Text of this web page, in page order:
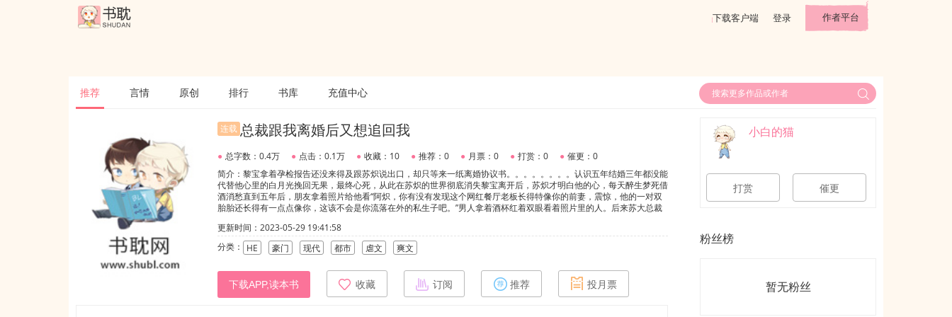
下载客户端 登录 作者平台
推荐 言情 原创 排行 书库 充值中心
连载 总裁跟我离婚后又想追回我
● 总字数：0.4万 ● 点击：0.1万 ● 收藏：10 ● 推荐：0 ● 月票：0 ● 打赏：0 ● 催更：0
简介：黎宝拿着孕检报告还没来得及跟苏炽说出口，却只等来一纸离婚协议书。。。。。。。。认识五年结婚三年都没能
代替他心里的白月光挽回无果，最终心死，从此在苏炽的世界彻底消失黎宝离开后，苏炽才明白他的心，每天醉生梦死借
酒消愁直到五年后，朋友拿着照片给他看“阿炽，你有没有发现这个网红餐厅老板长得特像你的前妻，震惊，他的一对双
胎胎还长得有一点点像你，这该不会是你流落在外的私生子吧。”男人拿着酒杯红着双眼看着照片里的人。后来苏大总裁
子，同性合法
更新时间：2023-05-29 19:41:58
分类：
HE 豪门 现代 都市 虐文 爽文
下载APP,读本书 收藏 订阅 推荐 投月票
小白的猫
打赏 催更
粉丝榜
暂无粉丝